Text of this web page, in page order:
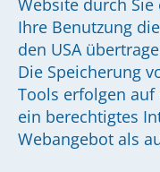
Website durch
Ihre Benutzung
den USA
Die Speicherung
Tools erfolgen auf
ein berechtigtes
Webangebot als